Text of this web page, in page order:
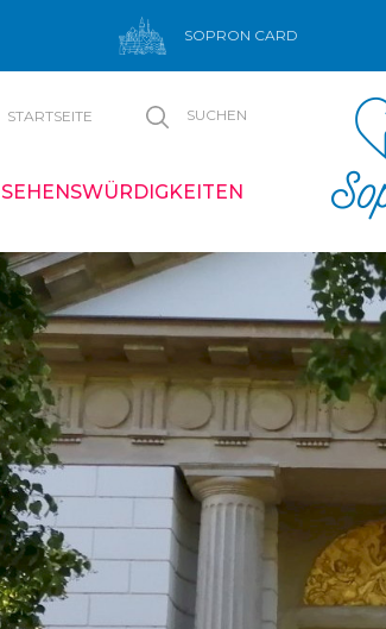
SOPRON CARD
STARTSEITE SUCHEN
SEHENSWÜRDIGKEITEN